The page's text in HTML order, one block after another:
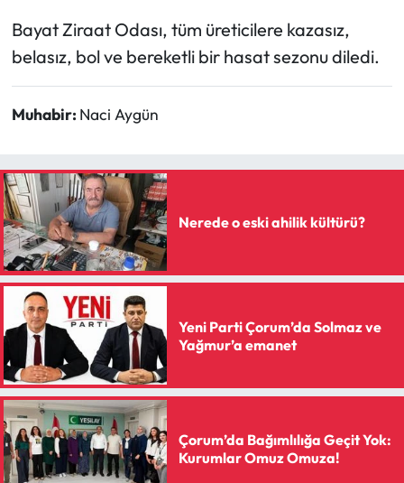
Bayat Ziraat Odası, tüm üreticilere kazasız,
belasız, bol ve bereketli bir hasat sezonu diledi.
Muhabir: Naci Aygün
Nerede o eski ahilik kültürü?
Yeni Parti Çorum’da Solmaz ve
Yağmur’a emanet
Çorum’da Bağımlılığa Geçit Yok:
Kurumlar Omuz Omuza!
Otomotiv
Resmi İlan
Sağlık
Siyaset
Spor
Sungurlu Haberleri
Turizm
Uğurludağ Haberleri
Yaşam